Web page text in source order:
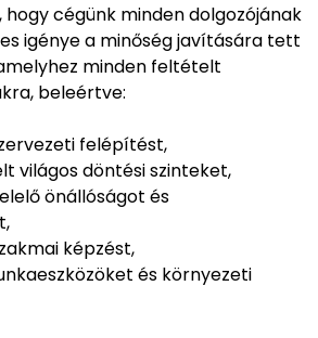
cégünk minden dolgozójának
igénye a minőség javítására tett
minden feltételt
beleértve:
felépítést,
világos döntési szinteket,
önállóságot és
képzést,
és környezeti